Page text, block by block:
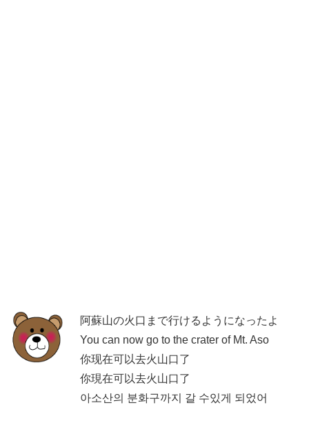
阿蘇山の火口まで行けるようになったよ
You can now go to the crater of Mt. Aso
你现在可以去火山口了
你現在可以去火山口了
아소산의 분화구까지 갈 수있게 되었어